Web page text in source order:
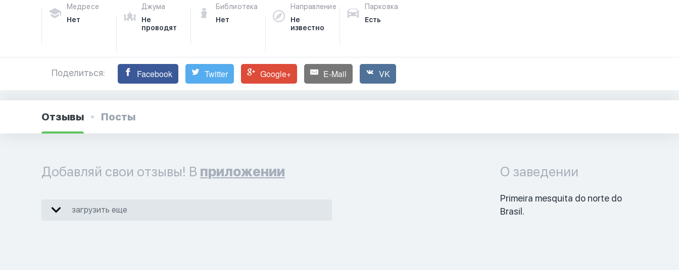
Медресе
Нет
Джума
Не
проводят
Библиотека
Нет
Направление
Не
известно
Парковка
Есть
Поделиться: Facebook Twitter Google+ E-Mail VK
Отзывы Посты
Добавляй свои отзывы! В приложении
загрузить еще
О заведении
Primeira mesquita do norte do
Brasil.